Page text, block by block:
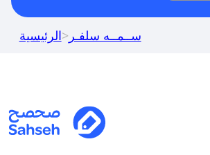
الرئيسية> ســمــه سلفـر